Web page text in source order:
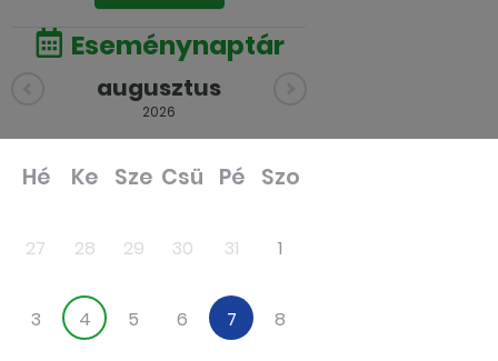
Eseménynaptár
augusztus
2026
Hé Ke Sze Csü Pé Szo
27 28 29 30 31 1
3 4 5 6 7 8